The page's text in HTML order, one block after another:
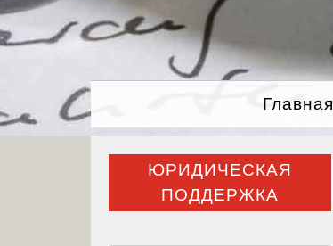
Главная
ЮРИДИЧЕСКАЯ
ПОДДЕРЖКА